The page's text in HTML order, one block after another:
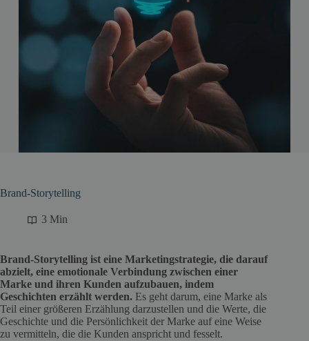
Brand-Storytelling
3 Min
Brand-Storytelling ist eine Marketingstrategie, die darauf
abzielt, eine emotionale Verbindung zwischen einer
Marke und ihren Kunden aufzubauen, indem
Geschichten erzählt werden. Es geht darum, eine Marke als
Teil einer größeren Erzählung darzustellen und die Werte, die
Geschichte und die Persönlichkeit der Marke auf eine Weise
zu vermitteln, die die Kunden anspricht und fesselt.